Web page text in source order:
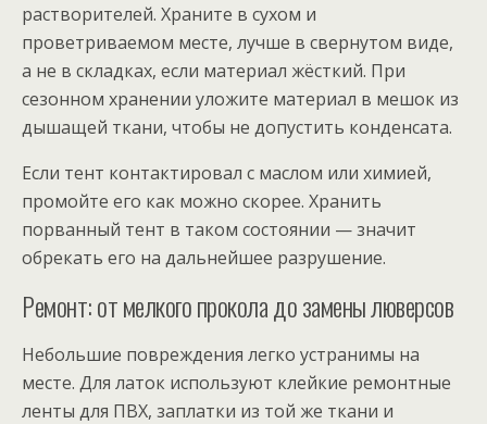
растворителей. Храните в сухом и
проветриваемом месте, лучше в свернутом виде,
а не в складках, если материал жёсткий. При
сезонном хранении уложите материал в мешок из
дышащей ткани, чтобы не допустить конденсата.
Если тент контактировал с маслом или химией,
промойте его как можно скорее. Хранить
порванный тент в таком состоянии — значит
обрекать его на дальнейшее разрушение.
Ремонт: от мелкого прокола до замены люверсов
Небольшие повреждения легко устранимы на
месте. Для латок используют клейкие ремонтные
ленты для ПВХ, заплатки из той же ткани и